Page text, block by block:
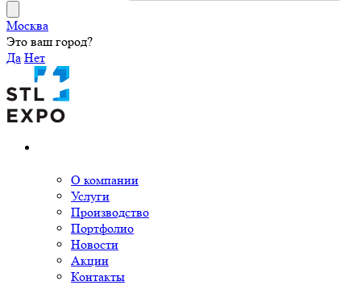
Москва
Это ваш город?
Да Нет
О компании
Услуги
Производство
Портфолио
Новости
Акции
Контакты